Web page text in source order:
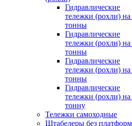
Гидравлические
тележки (рохли) на
тонны
Гидравлические
тележки (рохли) на
тонны
Гидравлические
тележки (рохли) на
тонны
Гидравлические
тележки (рохли) на
тонну
Тележки самоходные
Штабелеры без